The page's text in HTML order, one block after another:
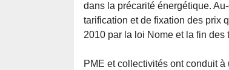
dans la précarité énergétique.
tarification et de fixation des prix
2010 par la loi Nome et la fin
PME et collectivités ont conduit